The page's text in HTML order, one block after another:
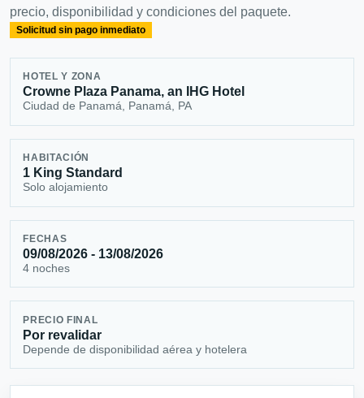
precio, disponibilidad y condiciones del paquete.
Solicitud sin pago inmediato
HOTEL Y ZONA
Crowne Plaza Panama, an IHG Hotel
Ciudad de Panamá, Panamá, PA
HABITACIÓN
1 King Standard
Solo alojamiento
FECHAS
09/08/2026 - 13/08/2026
4 noches
PRECIO FINAL
Por revalidar
Depende de disponibilidad aérea y hotelera